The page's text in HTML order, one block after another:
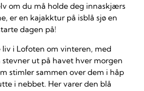
om du må holde deg innaskjærs
er en kajakktur på isblå sjø en
dagen på!
liv i Lofoten om vinteren, med
stevner ut på havet hver morgen
stimler sammen over dem i håp
i nebbet. Her varer den blå